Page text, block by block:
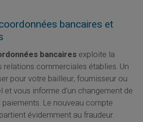
bancaires et
bancairesexploite la
relations commerciales établies. Un
pour votre bailleur, fournisseur ou
et vous informe d'un changement de
Le nouveau compte
évidemment au fraudeur.